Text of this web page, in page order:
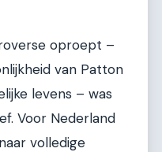
oproept –
van Patton
levens – was
Voor Nederland
volledige